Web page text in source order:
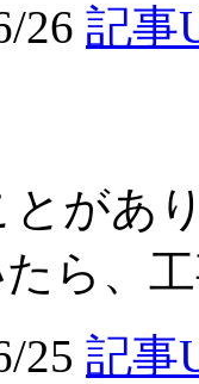
26 記事
があ
ら、
25 記事